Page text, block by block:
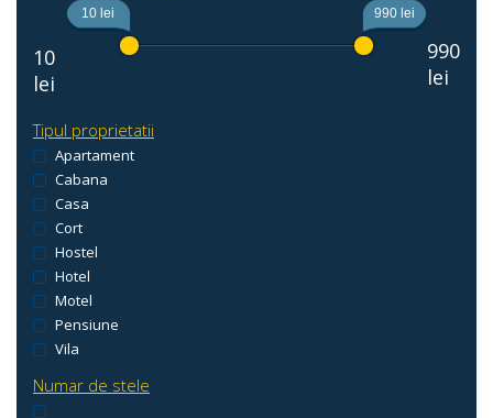
10
lei
10 lei 990 lei
990
lei
Tipul proprietatii
Apartament
Cabana
Casa
Cort
Hostel
Hotel
Motel
Pensiune
Vila
Numar de stele